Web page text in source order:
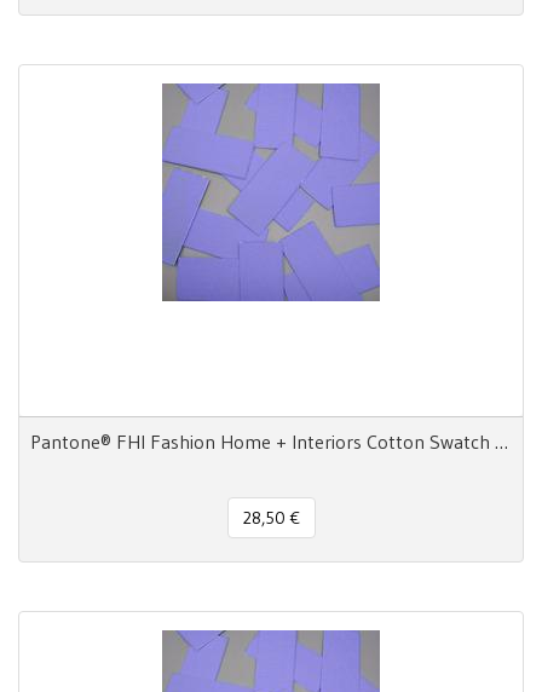
Pantone® FHI Fashion Home + Interiors Cotton Swatch Card TCX 16 Chips adesivi
28,50 €